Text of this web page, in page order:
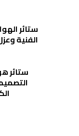
ستائر
الفنية
ستائر